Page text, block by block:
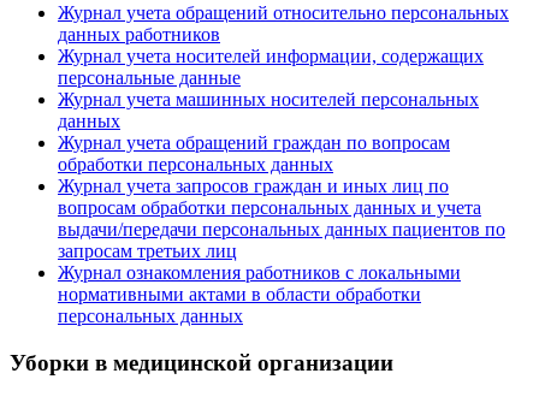
Журнал учета обращений относительно персональных
данных работников
Журнал учета носителей информации, содержащих
персональные данные
Журнал учета машинных носителей персональных
данных
Журнал учета обращений граждан по вопросам
обработки персональных данных
Журнал учета запросов граждан и иных лиц по
вопросам обработки персональных данных и учета
выдачи/передачи персональных данных пациентов по
запросам третьих лиц
Журнал ознакомления работников с локальными
нормативными актами в области обработки
персональных данных
Уборки в медицинской организации